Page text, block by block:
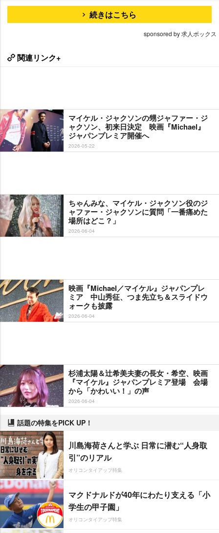
続きはこちら
sponsored by 求人ボックス
関連リンク+
マイケル・ジャクソンの甥ジャファー・ジ
ャクソン、初来日決定 映画『Michael』
ジャパンプレミア開催へ
2026-05-22
ちゃんみな、マイケル・ジャクソン役のジ
ャファー・ジャクソンに質問「一番痛めた
場所はどこ？」
2026-06-04
映画『Michael／マイケル』ジャパンプレ
ミア 中山秀征、つま先立ち＆スライドウ
ォークも披露
2026-06-04
杉浦太陽＆辻希美夫妻の長女・希空、映画
『マイケル』ジャパンプレミア登場 会場
から「かわいい！」の声
2026-06-04
話題の特集をPICK UP！
川島海荷さんと学ぶ 日常に潜む“人身取
引”のリアル
オリコンタイアップ特集
マクドナルドが40年にわたり支える「小
学生の甲子園」
オリコンタイアップ特集